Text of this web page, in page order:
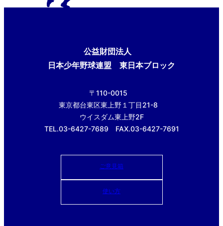
公益財団法人
日本少年野球連盟 東日本ブロック
〒110-0015
東京都台東区東上野１丁目21-8
ウイスダム東上野2F
TEL.03-6427-7689 FAX.03-6427-7691
ご意見箱
使い方